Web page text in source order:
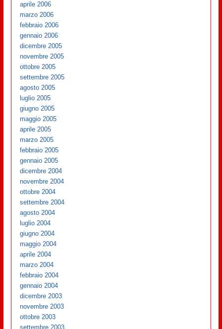
aprile 2006
marzo 2006
febbraio 2006
gennaio 2006
dicembre 2005
novembre 2005
ottobre 2005
settembre 2005
agosto 2005
luglio 2005
giugno 2005
maggio 2005
aprile 2005
marzo 2005
febbraio 2005
gennaio 2005
dicembre 2004
novembre 2004
ottobre 2004
settembre 2004
agosto 2004
luglio 2004
giugno 2004
maggio 2004
aprile 2004
marzo 2004
febbraio 2004
gennaio 2004
dicembre 2003
novembre 2003
ottobre 2003
settembre 2003